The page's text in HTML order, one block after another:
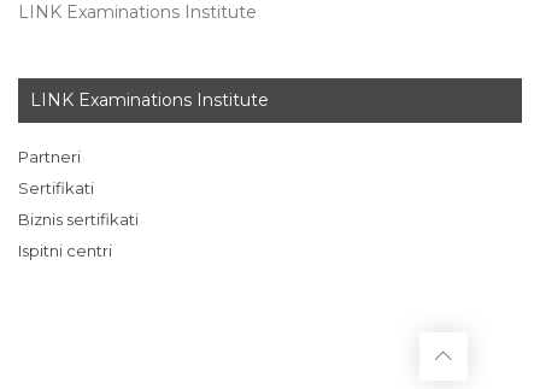
LINK Examinations Institute
LINK Examinations Institute
Partneri
Sertifikati
Biznis sertifikati
Ispitni centri